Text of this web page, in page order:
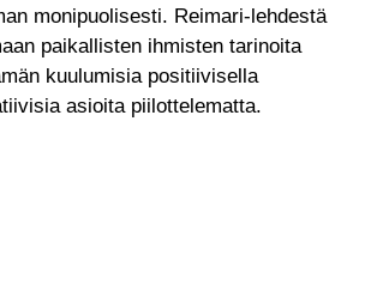
monipuolisesti. Reimari-lehdestä
paikallisten ihmisten tarinoita
kuulumisia positiivisella
asioita piilottelematta.